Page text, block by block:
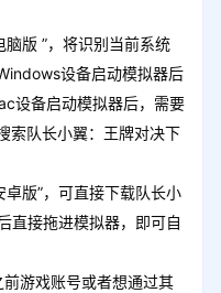
版 ”，将识别当前系统
设备启动模拟器后
设备启动模拟器后，需要
索队长小翼：王牌对决下
版”，可直接下载队长小
直接拖进模拟器，即可自
游戏账号或者想通过其